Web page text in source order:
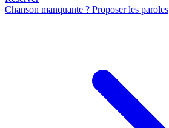
Chanson manquante ? Proposer les paroles